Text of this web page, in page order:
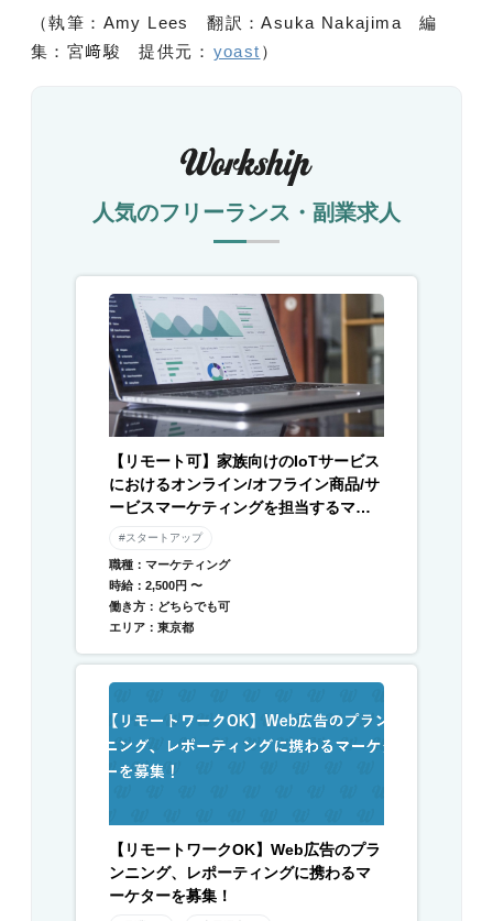
（執筆：Amy Lees 翻訳：Asuka Nakajima 編
集：宮﨑駿 提供元： yoast ）
人気のフリーランス・副業求人
【リモート可】家族向けのIoTサービス
におけるオンライン/オフライン商品/サ
ービスマーケティングを担当するマー
ケターを募集
#スタートアップ
職種：マーケティング
時給：2,500円 〜
働き方：どちらでも可
エリア：東京都
【リモートワークOK】Web広告のプラ
ンニング、レポーティングに携わるマ
ーケターを募集！